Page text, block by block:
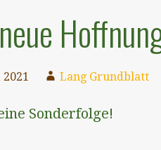
2021 Lang Grundblatt
Sonderfolge!